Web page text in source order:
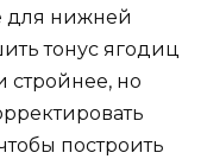
для нижней
тонус ягодиц
стройнее, но
построить